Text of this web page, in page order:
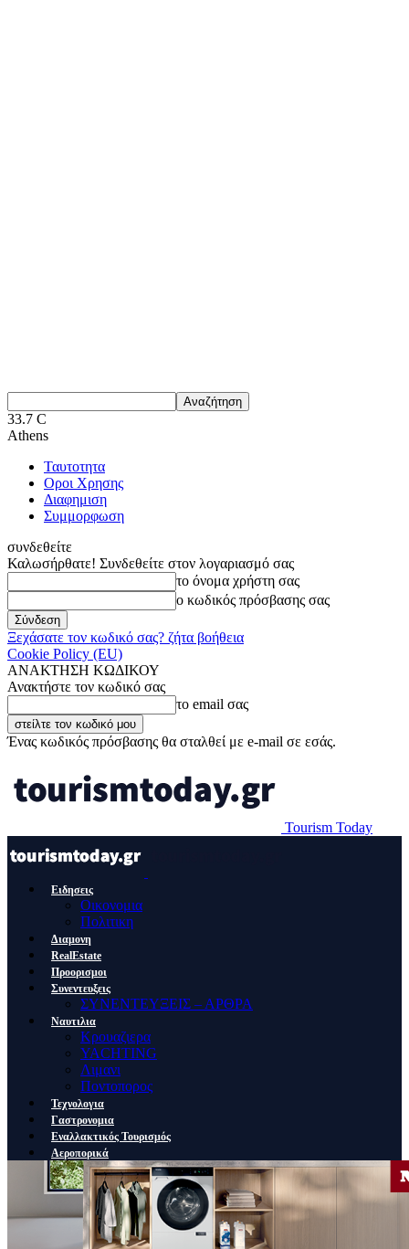
33.7 C
Athens
Ταυτοτητα
Οροι Χρησης
Διαφημιση
Συμμορφωση
συνδεθείτε
Καλωσήρθατε! Συνδεθείτε στον λογαριασμό σας
το όνομα χρήστη σας
ο κωδικός πρόσβασης σας
Ξεχάσατε τον κωδικό σας? ζήτα βοήθεια
Cookie Policy (EU)
ΑΝΑΚΤΗΣΗ ΚΩΔΙΚΟΥ
Ανακτήστε τον κωδικό σας
το email σας
Ένας κωδικός πρόσβασης θα σταλθεί με e-mail σε εσάς.
Tourism Today
Ειδησεις
Οικονομια
Πολιτικη
Διαμονη
RealEstate
Προορισμοι
Συνεντευξεις
ΣΥΝΕΝΤΕΥΞΕΙΣ – ΑΡΘΡΑ
Ναυτιλια
Κρουαζιερα
YACHTING
Λιμανι
Ποντοπορος
Τεχνολογια
Γαστρονομια
Εναλλακτικός Τουρισμός
Αεροπορικά